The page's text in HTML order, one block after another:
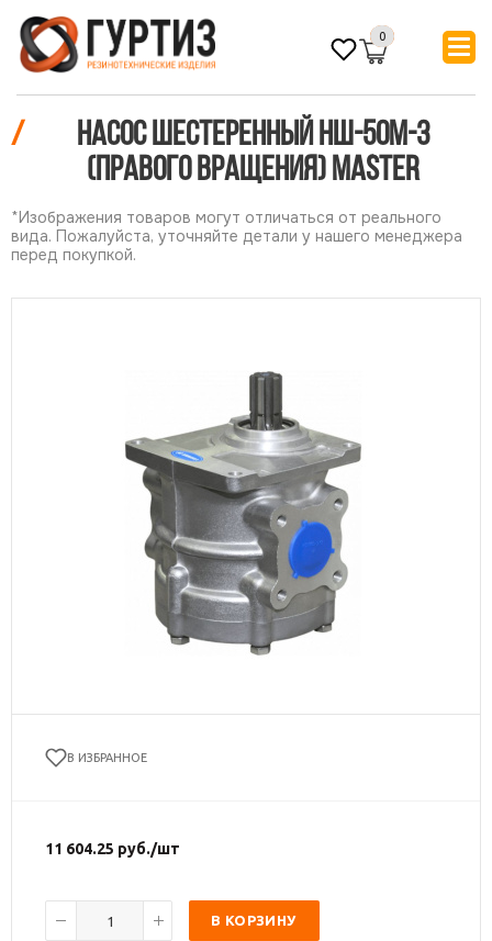
0
/
Насос шестеренный НШ-50М-3
(Правого вращения) MASTER
*Изображения товаров могут отличаться от реального
вида. Пожалуйста, уточняйте детали у нашего менеджера
перед покупкой.
В ИЗБРАННОЕ
11 604.25 руб./шт
В КОРЗИНУ